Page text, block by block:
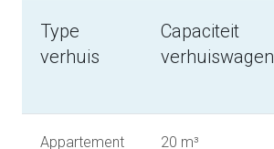
Type
verhuis
Capaciteit
verhuiswagen
Appartement 20 m³